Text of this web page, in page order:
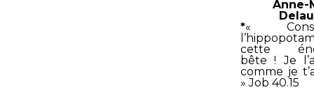
Anne-
*«
cette
bête ! Je
comme je
» Job 40.15